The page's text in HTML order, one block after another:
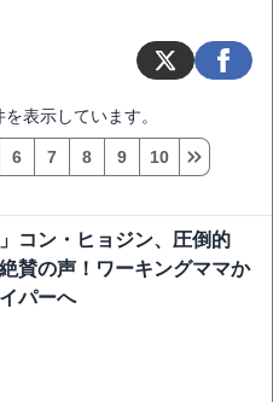
を表示しています。
6 7 8 9 10
コン・ヒョジン、圧倒的
賛の声！ワーキングママか
パーへ